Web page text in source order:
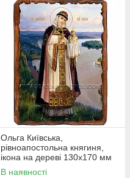
Ольга Київська,
рівноапостольна княгиня,
ікона на дереві 130х170 мм
(П-4551-1)
В наявності